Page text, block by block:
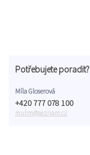
Potřebujete poradit?
Míla Gloserová
+420 777 078 100
mulim@seznam.cz